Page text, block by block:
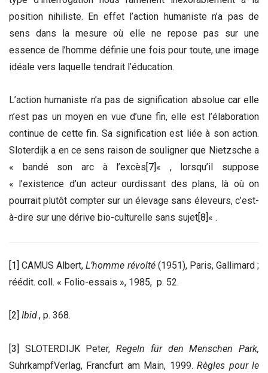
position nihiliste. En effet l’action humaniste n’a pas de
sens dans la mesure où elle ne repose pas sur une
essence de l’homme définie une fois pour toute, une image
idéale vers laquelle tendrait l’éducation.
L’action humaniste n’a pas de signification absolue car elle
n’est pas un moyen en vue d’une fin, elle est l’élaboration
continue de cette fin. Sa signification est liée à son action.
Sloterdijk a en ce sens raison de souligner que Nietzsche a
« bandé son arc à l’excès[7]« , lorsqu’il suppose
« l’existence d’un acteur ourdissant des plans, là où on
pourrait plutôt compter sur un élevage sans éleveurs, c’est-
à-dire sur une dérive bio-culturelle sans sujet[8]« .
[1] CAMUS Albert,L’homme révolté (1951), Paris, Gallimard ;
réédit. coll. « Folio-essais », 1985, p. 52.
[2] Ibid., p. 368.
[3] SLOTERDIJK Peter,Regeln für den Menschen Park,
SuhrkampfVerlag, Francfurt am Main, 1999.Règles pour le